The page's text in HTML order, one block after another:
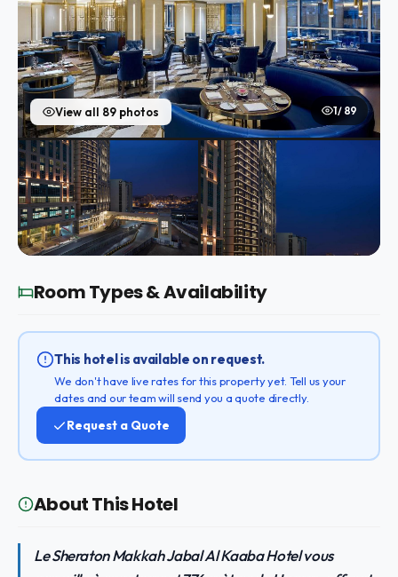
View all 89 photos 1 / 89
Room Types & Availability
This hotel is available on request.
We don't have live rates for this property yet. Tell us your
dates and our team will send you a quote directly.
Request a Quote
About This Hotel
Le Sheraton Makkah Jabal Al Kaaba Hotel vous